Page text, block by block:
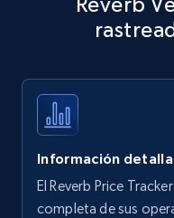
Title, Seller name,
35.3K+
Amazon products
Información
El Reverb Price
completa de sus